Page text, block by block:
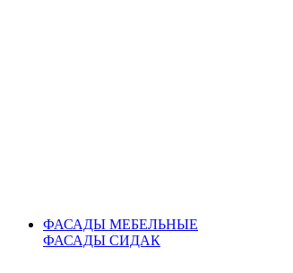
ФАСАДЫ МЕБЕЛЬНЫЕ
ФАСАДЫ СИДАК